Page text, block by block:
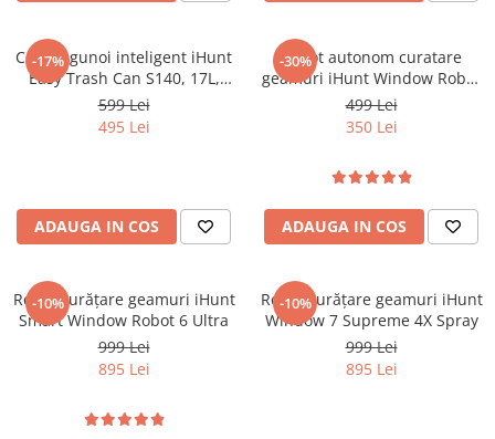
-17%
Cos de gunoi inteligent iHunt
Easy Trash Can S140, 17L,
Senzor Deschidere Dual,
Acumulator, Sigilare Termica,
599 Lei
495 Lei
ADAUGA IN COS
-30%
Robot autonom curatare
geamuri iHunt Window Robot
3
499 Lei
350 Lei
ADAUGA IN COS
-10%
Robot curățare geamuri iHunt
Smart Window Robot 6 Ultra
999 Lei
895 Lei
-10%
Robot curățare geamuri iHunt
Window 7 Supreme 4X Spray
999 Lei
895 Lei